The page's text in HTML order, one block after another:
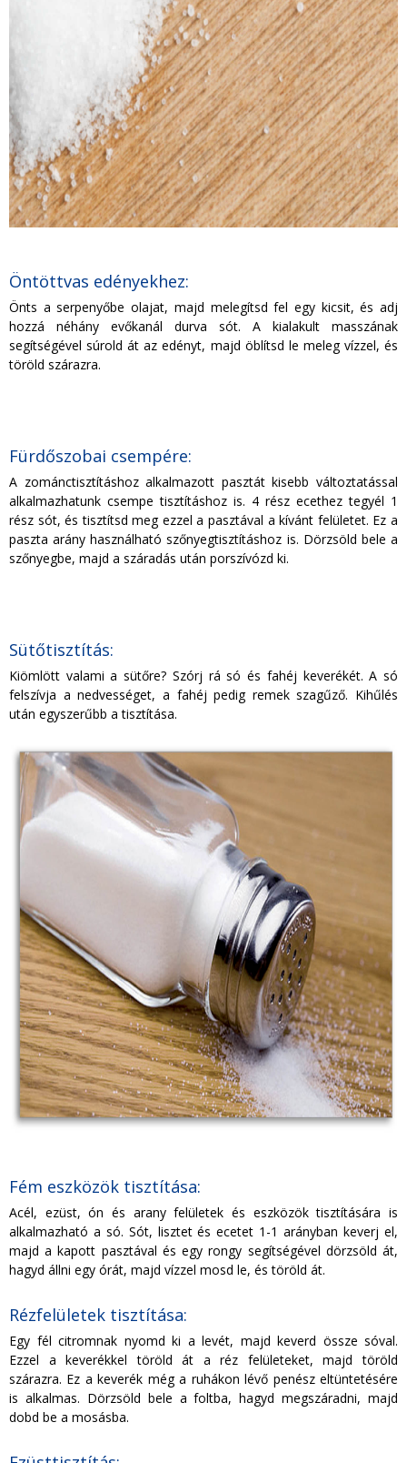
Öntöttvas edényekhez:
Önts a serpenyőbe olajat, majd melegítsd fel egy kicsit, és adj
hozzá néhány evőkanál durva sót. A kialakult masszának
segítségével súrold át az edényt, majd öblítsd le meleg vízzel, és
töröld szárazra.
Fürdőszobai csempére:
A zománctisztításhoz alkalmazott pasztát kisebb változtatással
alkalmazhatunk csempe tisztításhoz is. 4 rész ecethez tegyél 1
rész sót, és tisztítsd meg ezzel a pasztával a kívánt felületet. Ez a
paszta arány használható szőnyegtisztításhoz is. Dörzsöld bele a
szőnyegbe, majd a száradás után porszívózd ki.
Sütőtisztítás:
Kiömlött valami a sütőre? Szórj rá só és fahéj keverékét. A só
felszívja a nedvességet, a fahéj pedig remek szagűző. Kihűlés
után egyszerűbb a tisztítása.
Fém eszközök tisztítása:
Acél, ezüst, ón és arany felületek és eszközök tisztítására is
alkalmazható a só. Sót, lisztet és ecetet 1-1 arányban keverj el,
majd a kapott pasztával és egy rongy segítségével dörzsöld át,
hagyd állni egy órát, majd vízzel mosd le, és töröld át.
Rézfelületek tisztítása:
Egy fél citromnak nyomd ki a levét, majd keverd össze sóval.
Ezzel a keverékkel töröld át a réz felületeket, majd töröld
szárazra. Ez a keverék még a ruhákon lévő penész eltüntetésére
is alkalmas. Dörzsöld bele a foltba, hagyd megszáradni, majd
dobd be a mosásba.